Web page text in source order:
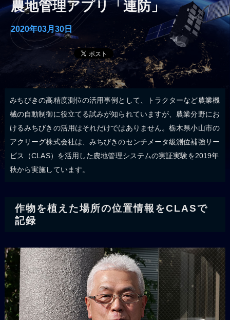
農地管理アプリ「連防」
2020年03月30日
みちびきの高精度測位の活用事例として、トラクターなど農業機
械の自動制御に役立てる試みが知られていますが、農業分野にお
けるみちびきの活用はそれだけではありません。栃木県小山市の
アクリーグ株式会社は、みちびきのセンチメータ級測位補強サー
ビス（CLAS）を活用した農地管理システムの実証実験を2019年
秋から実施しています。
作物を植えた場所の位置情報をCLASで
記録